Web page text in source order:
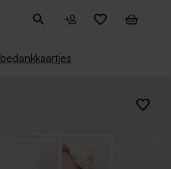
bedankkaartjes